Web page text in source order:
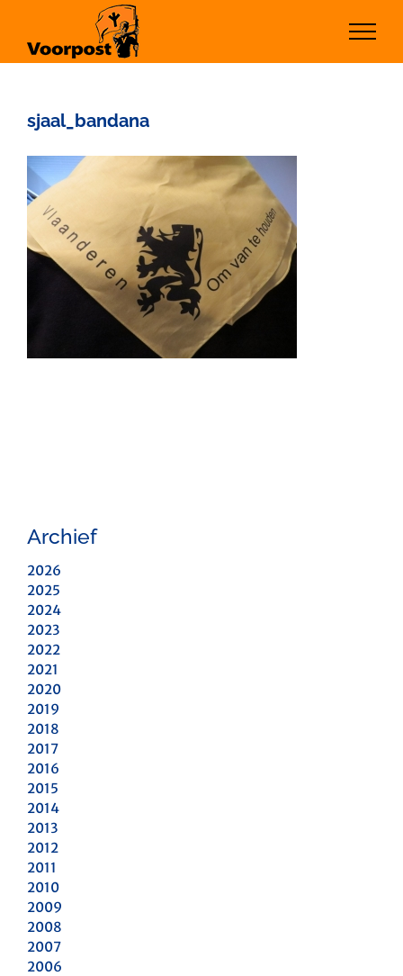
inhoud
sjaal_bandana
Archief
2026
2025
2024
2023
2022
2021
2020
2019
2018
2017
2016
2015
2014
2013
2012
2011
2010
2009
2008
2007
2006